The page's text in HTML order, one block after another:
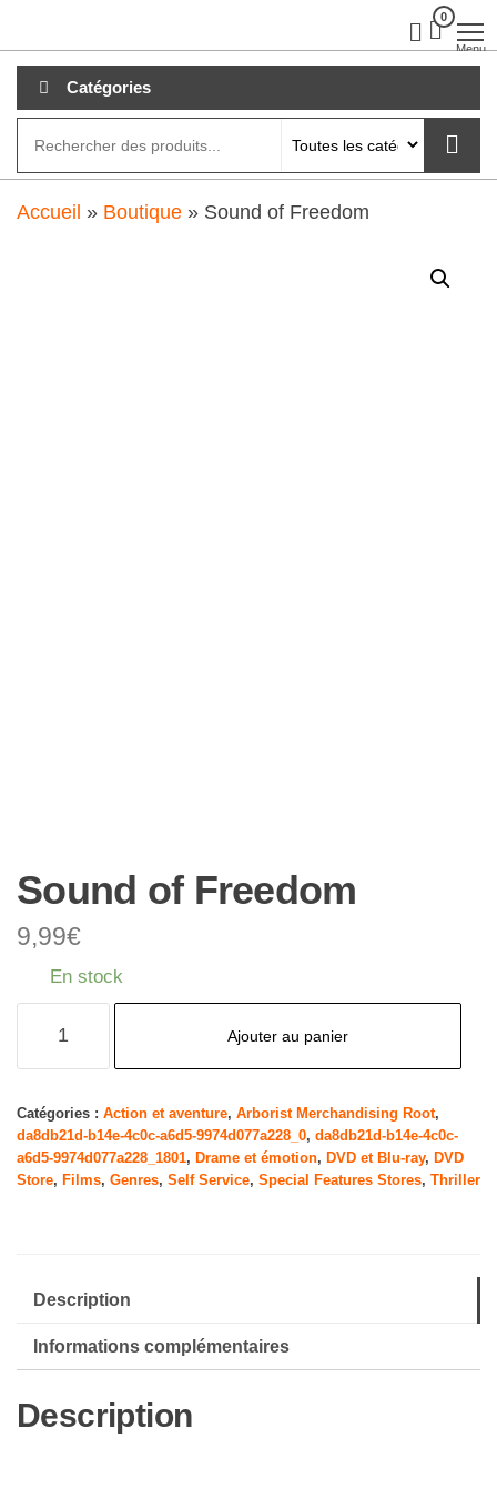
au
contenu
0
Menu
Catégories
Accueil » Boutique » Sound of Freedom
Sound of Freedom
9,99€
En stock
of
Freedom
Ajouter au panier
Catégories : Action et aventure, Arborist Merchandising Root,
da8db21d-b14e-4c0c-a6d5-9974d077a228_0, da8db21d-b14e-4c0c-
a6d5-9974d077a228_1801, Drame et émotion, DVD et Blu-ray, DVD
Store, Films, Genres, Self Service, Special Features Stores, Thriller
Description
Informations complémentaires
Description